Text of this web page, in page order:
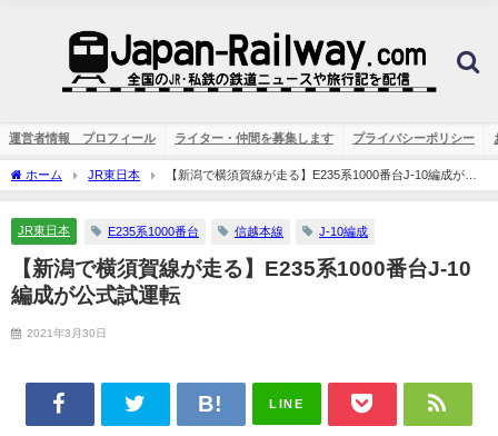
運営者情報 プロフィール ライター・仲間を募集します プライバシーポリシー
ホーム JR東日本
【新潟で横須賀線が走る】E235系1000番台J-10編成が公
式試運転
JR東日本 E235系1000番台 信越本線 J-10編成
【新潟で横須賀線が走る】E235系1000番台J-10
編成が公式試運転
2021年3月30日
LINE